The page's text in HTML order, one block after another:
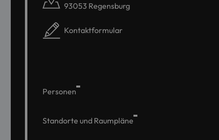
93053 Regensburg
Kontaktformular
Personen
Standorte und Raumpläne